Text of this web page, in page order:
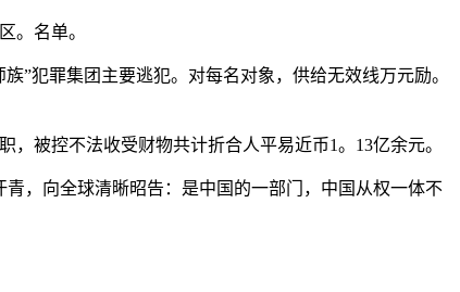
。名单。
犯罪集团主要逃犯。对每名对象，供给无效线万元励。
被控不法收受财物共计折合人平易近币1。13亿余元。
，向全球清晰昭告：是中国的一部门，中国从权一体不